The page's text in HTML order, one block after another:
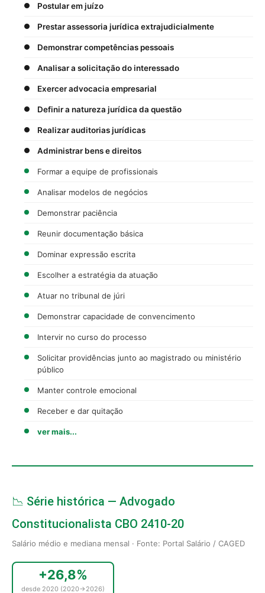
Postular em juízo
Prestar assessoria jurídica extrajudicialmente
Demonstrar competências pessoais
Analisar a solicitação do interessado
Exercer advocacia empresarial
Definir a natureza jurídica da questão
Realizar auditorias jurídicas
Administrar bens e direitos
Formar a equipe de profissionais
Analisar modelos de negócios
Demonstrar paciência
Reunir documentação básica
Dominar expressão escrita
Escolher a estratégia da atuação
Atuar no tribunal de júri
Demonstrar capacidade de convencimento
Intervir no curso do processo
Solicitar providências junto ao magistrado ou ministério
público
Manter controle emocional
Receber e dar quitação
ver mais...
📉 Série histórica — Advogado
Constitucionalista CBO 2410-20
Salário médio e mediana mensal · Fonte: Portal Salário / CAGED
+26,8%
desde 2020 (2020→2026)